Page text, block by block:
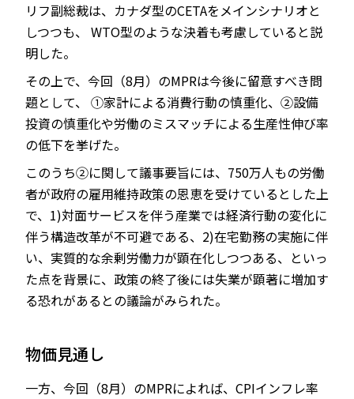
リフ副総裁は、カナダ型のCETAをメインシナリオと
しつつも、 WTO型のような決着も考慮していると説
明した。
その上で、今回（8月）のMPRは今後に留意すべき問
題として、 ①家計による消費行動の慎重化、②設備
投資の慎重化や労働のミスマッチによる生産性伸び率
の低下を挙げた。
このうち②に関して議事要旨には、750万人もの労働
者が政府の雇用維持政策の恩恵を受けているとした上
で、1)対面サービスを伴う産業では経済行動の変化に
伴う構造改革が不可避である、2)在宅勤務の実施に伴
い、実質的な余剰労働力が顕在化しつつある、といっ
た点を背景に、政策の終了後には失業が顕著に増加す
る恐れがあるとの議論がみられた。
物価見通し
一方、今回（8月）のMPRによれば、CPIインフレ率